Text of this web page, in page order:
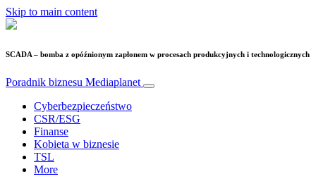
Skip to main content
SCADA – bomba z opóźnionym zapłonem w procesach produkcyjnych i technologicznych
Poradnik biznesu Mediaplanet
Cyberbezpieczeństwo
CSR/ESG
Finanse
Kobieta w biznesie
TSL
More